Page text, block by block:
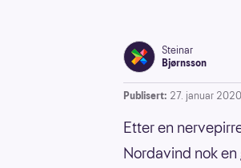
Steinar
Bjørnsson
Publisert: 27. januar 2020
Etter en
Nordavind nok